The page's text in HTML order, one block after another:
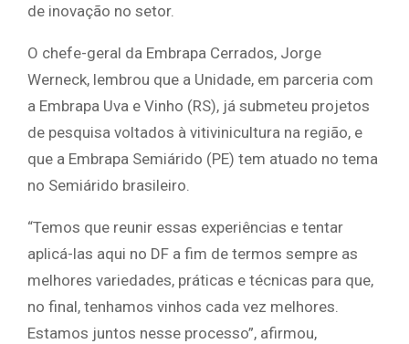
de inovação no setor.
O chefe-geral da Embrapa Cerrados, Jorge
Werneck, lembrou que a Unidade, em parceria com
a Embrapa Uva e Vinho (RS), já submeteu projetos
de pesquisa voltados à vitivinicultura na região, e
que a Embrapa Semiárido (PE) tem atuado no tema
no Semiárido brasileiro.
“Temos que reunir essas experiências e tentar
aplicá-las aqui no DF a fim de termos sempre as
melhores variedades, práticas e técnicas para que,
no final, tenhamos vinhos cada vez melhores.
Estamos juntos nesse processo”, afirmou,